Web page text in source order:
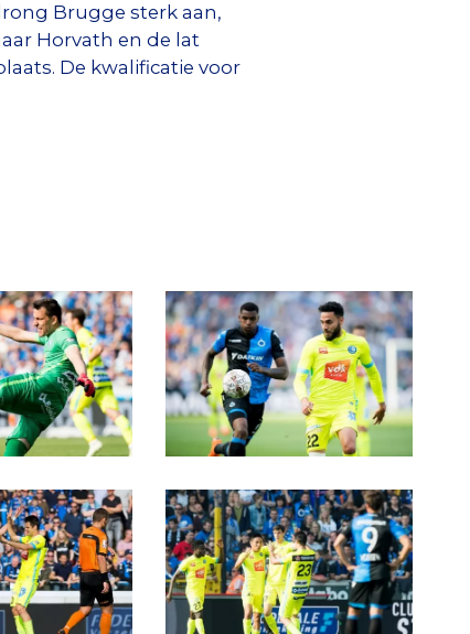
Brugge sterk aan,
Horvath en de lat
De kwalificatie voor